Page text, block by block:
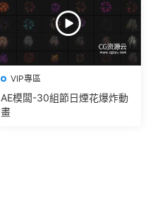
VIP專區
AE模闆-30組節日煙花爆炸動
畫